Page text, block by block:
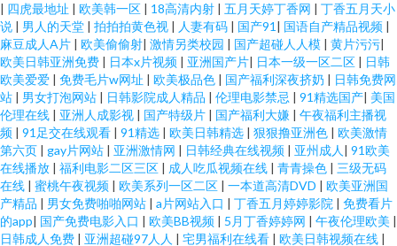
| 四虎最地址 | 欧美韩一区 | 18高清内射 | 五月天婷丁香网 | 丁香五月天小
说 | 男人的天堂 | 拍拍拍黄色视 | 人妻有码 | 国产91 | 国语自产精品视频 |
麻豆成人A片 | 欧美偷偷射| 激情另类校园 | 国产超碰人人模 | 黄片污污|
欧美日韩亚洲免费 | 日本x片视频 | 亚洲国产片| 日本一级一区二区 | 日韩
欧美爱爱 | 免费毛片w网址 | 欧美极品色 | 国产福利深夜挤奶 | 日韩免费网
站 | 男女打泡网站 | 日韩影院成人精品 | 伦理电影禁忌 | 91精选国产| 美国
伦理在线 | 亚洲人成影视 | 国产特级片 | 国产福利大嫌 | 午夜福利主播视
频 | 91足交在线观看 | 91精选 | 欧美日韩精选 | 狠狠撸亚洲色 | 欧美激情
第六页 | gay片网站 | 亚洲激情网 | 日韩经典在线视频 | 亚州成人 | 91欧美
在线播放 | 福利电影二区三区 | 成人吃瓜视频在线 | 青青操色 | 三级无码
在线 | 蜜桃午夜视频 | 欧美系列一区二区 | 一本道高清DVD | 欧美亚洲国
产精品 | 男女免费啪啪网站 | a片网站入口 | 丁香五月婷婷影院 | 免费看片
的app| 国产免费电影入口 | 欧美BB视频 | 5月丁香婷婷网 | 午夜伦理欧美 |
日韩成人免费 | 亚洲超碰97人人 | 宅男福利在线看 | 欧美日韩视频在线 |